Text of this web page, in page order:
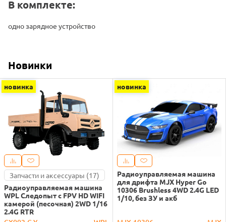
В комплекте:
одно зарядное устройство
Новинки
новинка
Запчасти и аксессуары (17)
Радиоуправляемая машина
WPL Следопыт с FPV HD WIFI
камерой (песочная) 2WD 1/16
2.4G RTR
новинка
Радиоуправляемая машина
для дрифта MJX Hyper Go
10306 Brushless 4WD 2.4G LED
1/10, без ЗУ и акб